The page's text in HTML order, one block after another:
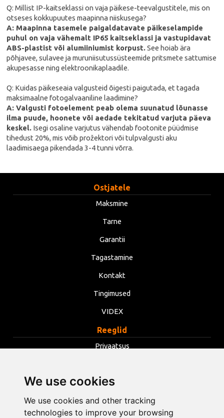
We use cookies
We use cookies and other tracking
technologies to improve your browsing
Q: Millist IP-kaitseklassi on vaja päikese-teevalgustitele, mis on
otseses kokkupuutes maapinna niiskusega?
A: Maapinna tasemele paigaldatavate päikeselampide
puhul on vaja vähemalt IP65 kaitseklassi ja vastupidavat
ABS-plastist või alumiiniumist korpust.See hoiab ära
põhjavee, sulavee ja muruniisutussüsteemide pritsmete sattumise
akupesasse ning elektroonikaplaadile.
Q: Kuidas päikeseaia valgusteid õigesti paigutada, et tagada
maksimaalne fotogalvaaniline laadimine?
A: Valgusti fotoelement peab olema suunatud lõunasse
ilma puude, hoonete või aedade tekitatud varjuta päeva
keskel. Isegi osaline varjutus vähendab footonite püüdmise
tihedust 20%, mis võib prožektori või tulpvalgusti aku
laadimisaega pikendada 3-4 tunni võrra.
Ostjatele
Maksmine
Tarne
Garantii
Tagastamine
Kontakt
Tingimused
VIDEX
Reeglid
Privaatsus
Küpsised
Muuda küpsiste seadeid